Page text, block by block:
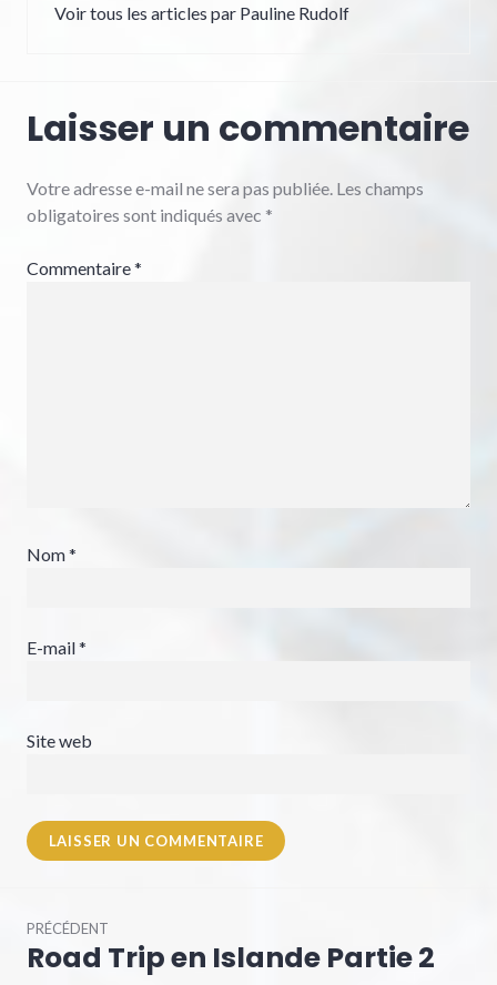
Voir tous les articles par Pauline Rudolf
Laisser un commentaire
Votre adresse e-mail ne sera pas publiée. Les champs
obligatoires sont indiqués avec *
Commentaire*
Nom*
E-mail*
Site web
PRÉCÉDENT
Road Trip en Islande Partie 2